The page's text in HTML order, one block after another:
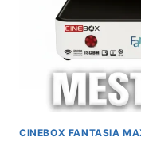
CINEBOX FANTASIA